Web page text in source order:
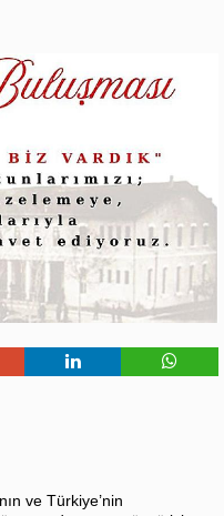
ve Türkiye’nin